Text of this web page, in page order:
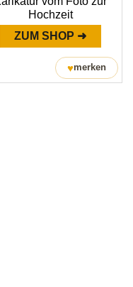
Hochzeit
ZUM SHOP ➜
♥merken